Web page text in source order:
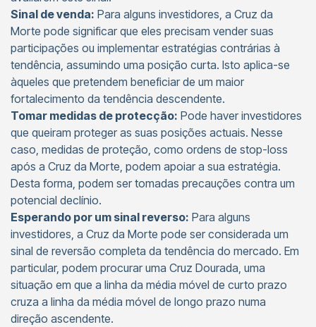
Sinal de venda: Para alguns investidores, a Cruz da
Morte pode significar que eles precisam vender suas
participações ou implementar estratégias contrárias à
tendência, assumindo uma posição curta. Isto aplica-se
àqueles que pretendem beneficiar de um maior
fortalecimento da tendência descendente.
Tomar medidas de protecção: Pode haver investidores
que queiram proteger as suas posições actuais. Nesse
caso, medidas de proteção, como ordens de stop-loss
após a Cruz da Morte, podem apoiar a sua estratégia.
Desta forma, podem ser tomadas precauções contra um
potencial declínio.
Esperando por um sinal reverso: Para alguns
investidores, a Cruz da Morte pode ser considerada um
sinal de reversão completa da tendência do mercado. Em
particular, podem procurar uma Cruz Dourada, uma
situação em que a linha da média móvel de curto prazo
cruza a linha da média móvel de longo prazo numa
direção ascendente.